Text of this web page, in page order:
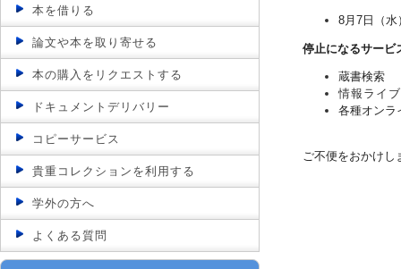
本を借りる
論文や本を取り寄せる
本の購入をリクエストする
ドキュメントデリバリー
コピーサービス
貴重コレクションを利用する
学外の方へ
よくある質問
8月7日（
停止になるサービ
蔵書検索
情報ライ
各種オンラ
ご不便をおかけし